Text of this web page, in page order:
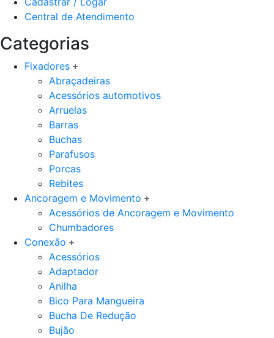
Central de Atendimento
Categorias
Fixadores
Abraçadeiras
Acessórios automotivos
Arruelas
Barras
Buchas
Parafusos
Porcas
Rebites
Ancoragem e Movimento
Acessórios de Ancoragem e Movimento
Chumbadores
Conexão
Acessórios
Adaptador
Anilha
Bico Para Mangueira
Bucha De Redução
Bujão